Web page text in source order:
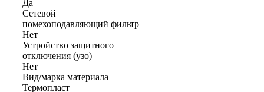
Да
Сетевой
помехоподавляющий фильтр
Нет
Устройство защитного
отключения (узо)
Нет
Вид/марка материала
Термопласт